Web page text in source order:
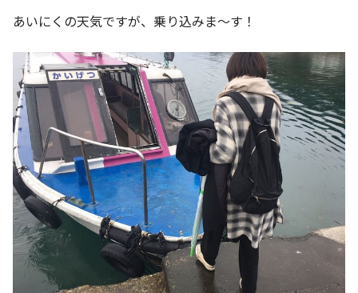
あいにくの天気ですが、乗り込みま～す！